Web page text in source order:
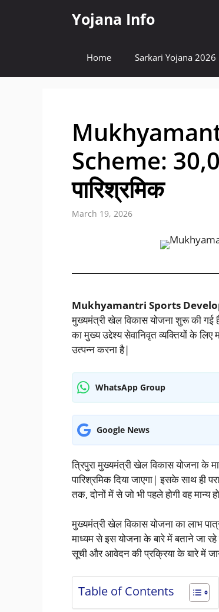
Yojana Info
Home Sarkari Yojana 2026
Scheme:
पारिश्रमिक
March 19, 2026
Mukhyamantri Sports
मुख्यमंत्री खेल विकास योजना शुरू की
का मुख्य उद्देश्य सेवानिवृत व्यक्तियों के
उत्पन्न करना है|
WhatsApp Group
Google News
त्रिपुरा मुख्यमंत्री खेल विकास योजना के
पारिश्रमिक दिया जाएगा| इसके साथ ही
तक, दोनों में से जो भी पहले होगी वह
मुख्यमंत्री खेल विकास योजना का लाभ
माध्यम से इस योजना के बारे में बताने जा
सूची और आवेदन की प्रक्रिया के बारे में
Table of Contents